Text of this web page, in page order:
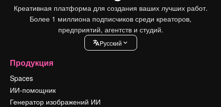
Креативная платформа для создания ваших лучших работ.
Более 1 миллиона подписчиков среди креаторов,
предприятий, агентств и студий.
Pусский
Продукция
Spaces
ИИ-помощник
Генератор изображений ИИ